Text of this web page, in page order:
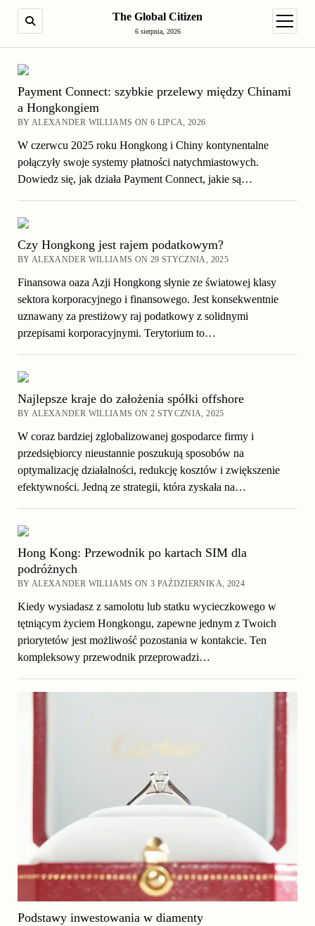
The Global Citizen
6 sierpnia, 2026
open
Payment Connect: szybkie przelewy między Chinami
a Hongkongiem
BY ALEXANDER WILLIAMS ON 6 LIPCA, 2026
W czerwcu 2025 roku Hongkong i Chiny kontynentalne
połączyły swoje systemy płatności natychmiastowych.
Dowiedz się, jak działa Payment Connect, jakie są…
Czy Hongkong jest rajem podatkowym?
BY ALEXANDER WILLIAMS ON 29 STYCZNIA, 2025
Finansowa oaza Azji Hongkong słynie ze światowej klasy
sektora korporacyjnego i finansowego. Jest konsekwentnie
uznawany za prestiżowy raj podatkowy z solidnymi
przepisami korporacyjnymi. Terytorium to…
Najlepsze kraje do założenia spółki offshore
BY ALEXANDER WILLIAMS ON 2 STYCZNIA, 2025
W coraz bardziej zglobalizowanej gospodarce firmy i
przedsiębiorcy nieustannie poszukują sposobów na
optymalizację działalności, redukcję kosztów i zwiększenie
efektywności. Jedną ze strategii, która zyskała na…
Hong Kong: Przewodnik po kartach SIM dla
podróżnych
BY ALEXANDER WILLIAMS ON 3 PAŹDZIERNIKA, 2024
Kiedy wysiadasz z samolotu lub statku wycieczkowego w
tętniącym życiem Hongkongu, zapewne jednym z Twoich
priorytetów jest możliwość pozostania w kontakcie. Ten
kompleksowy przewodnik przeprowadzi…
Podstawy inwestowania w diamenty